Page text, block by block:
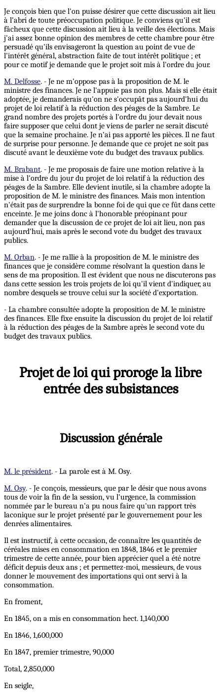
Je conçois bien que l'on puisse désirer que cette discussion ait lieu
à l’abri de toute préoccupation politique. Je conviens qu'il est
fâcheux que cette discussion ait lieu à la veille des élections. Mais
j'ai assez bonne opinion des membres de cette chambre pour être
persuadé qu'ils envisageront la question au point de vue de
l'intérêt général, abstraction faite de tout intérêt politique ; et
pour ce motif je demande que le projet soit mis à l'ordre du jour.
M. Delfosse. - Je ne m'oppose pas à la proposition de M. le
ministre des finances. Je ne l'appuie pas non plus. Mais si elle était
adoptée, je demanderais qu'on ne s'occupât pas aujourd'hui du
projet de loi relatif à la réduction des péages de la Sambre. Le
grand nombre des projets portés à l'ordre du jour devait nous
faire supposer que celui dont je viens de parler ne serait discuté
que la semaine prochaine. Je n'ai pas apporté les pièces. Il ne faut
de surprise pour personne. Je demande que ce projet ne soit pas
discuté avant le deuxième vote du budget des travaux publics.
M. Brabant. - Je me proposais de faire une motion relative à la
mise à l'ordre du jour du projet de loi relatif à la réduction des
péages de la Sambre. Elle devient inutile, si la chambre adopte la
proposition de M. le ministre des finances. Mais mon intention
n'était pas de surprendre la bonne foi de qui que ce fût dans cette
enceinte. Je me joins donc à l'honorable préopinant pour
demander que la discussion de ce projet de loi ait lieu, non pas
aujourd'hui, mais après le second vote du budget des travaux
publics.
M. Orban. - Je me rallie à la proposition de M. le ministre des
finances que je considère comme résolvant la question dans le
sens de ma proposition. Il est évident que nous ne discuterons pas
dans cette session les trois projets de loi qu'il vient d'indiquer, au
nombre desquels se trouve celui sur la société d'exportation.
- La chambre consultée adopte la proposition de M. le ministre
des finances. Elle fixe ensuite la discussion du projet de loi relatif
à la réduction des péages de la Sambre après le second vote du
budget des travaux publics.
Projet de loi qui proroge la libre
entrée des subsistances
Discussion générale
M. le président. - La parole est à M. Osy.
M. Osy. - Je conçois, messieurs, que par le désir que nous avons
tous de voir la fin de la session, vu l'urgence, la commission
nommée par le bureau n'a pu nous faire qu'un rapport très
laconique sur le projet présenté par le gouvernement pour les
denrées alimentaires.
Il est instructif, à cette occasion, de connaître les quantités de
céréales mises en consommation en 1848, 1846 et le premier
trimestre de cette année, pour bien apprécier quel a été notre
déficit depuis deux ans ; et permettez-moi, messieurs, de vous
donner le mouvement des importations qui ont servi à la
consommation.
En froment,
En 1845, on a mis en consommation hect. 1,140,000
En 1846, 1,600,000
En 1847, premier trimestre, 90,000
Total, 2,850,000
En seigle,